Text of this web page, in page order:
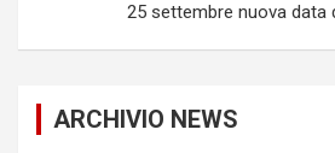
25 settembre nuova data
ARCHIVIO NEWS